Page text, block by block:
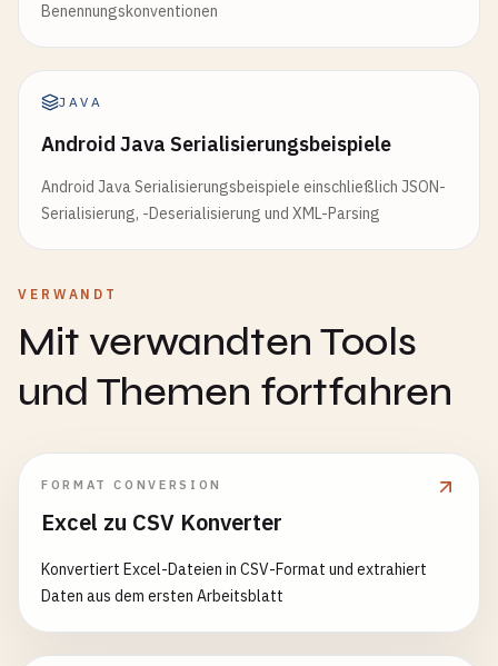
Benennungskonventionen
JAVA
Android Java Serialisierungsbeispiele
Android Java Serialisierungsbeispiele einschließlich JSON-
Serialisierung, -Deserialisierung und XML-Parsing
VERWANDT
Mit verwandten Tools
und Themen fortfahren
FORMAT CONVERSION
Excel zu CSV Konverter
Konvertiert Excel-Dateien in CSV-Format und extrahiert
Daten aus dem ersten Arbeitsblatt